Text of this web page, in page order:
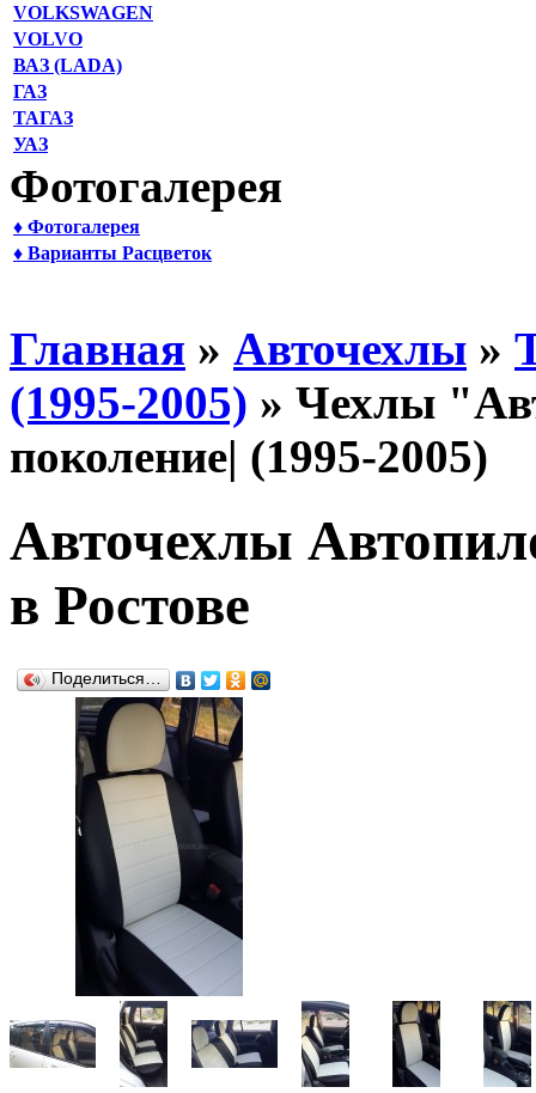
VOLKSWAGEN
VOLVO
ВАЗ (LADA)
ГАЗ
ТАГАЗ
УАЗ
Фотогалерея
♦ Фотогалерея
♦ Варианты Расцветок
Главная » Авточехлы »
(1995-2005) » Чехлы
поколение| (1995-2005)
Авточехлы
в Ростове
Поделиться…